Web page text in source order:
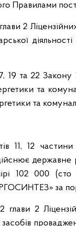
Правилами
2
19 та 22
та
та
11, 12
102 000
за
глави 2